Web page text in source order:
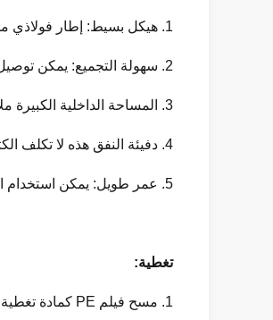
1. هيكل بسيط: إطار فولاذي مجلفن + غطاء بلاستيكي + تهوية جانبية.
2. سهولة التجميع: يمكن توصيل الأنابيب الفولاذية الجاهزة بسهولة ببعض أدوات التثبيت.
3. المساحة الداخلية الكبيرة ملائمة للتشغيل والصيانة.
4. دفيئة النفق هذه لا تكلف الكثير ، يمكنك تحقيق مخرجات عالية بمدخلات منخفضة.
5. عمر طويل: يمكن استخدام الهيكل الفولاذي للبيت الزجاجي لأكثر من 10 سنوات.
تغطية:
1. مسح فيلم PE كمادة تغطية؛